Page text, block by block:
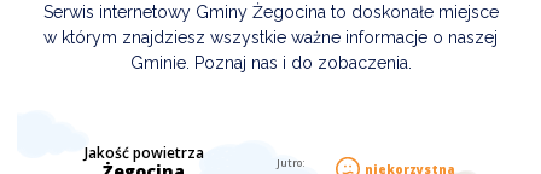
Serwis internetowy Gminy Żegocina to doskonałe miejsce
w którym znajdziesz wszystkie ważne informacje o naszej
Gminie. Poznaj nas i do zobaczenia.